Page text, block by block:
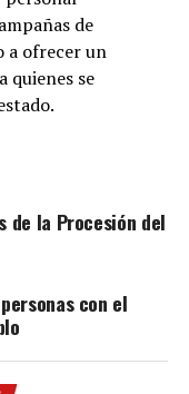
de
a ofrecer un
quienes se
de la Procesión del
con el